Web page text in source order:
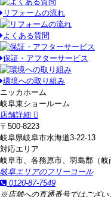
リフォームの流れ
よくある質問
保証・アフターサービス
環境への取り組み
ニッカホーム
岐阜東ショールーム
店舗詳細
〒500-8223
岐阜県岐阜市水海道3-22-13
対応エリア
岐阜市、各務原市、羽島郡（
岐阜エリアのフリーコール
0120-87-7549
※店舗への直通番号ではござい